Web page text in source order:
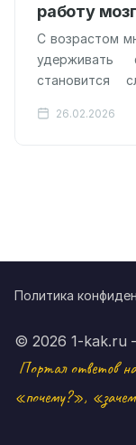
работу
С возрастом
удерживать
становится
гораздо
26.02.2026
Политика
© 2026 1-
Портал ответов
«почему?»,